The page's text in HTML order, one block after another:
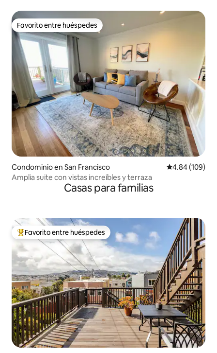
Favorito entre huéspedes
Favorito entre huéspedes
Condominio en San Francisco Calificación
4.84 (109)
Amplia suite con vistas increíbles y terraza
Casas para familias
De los mejores en Favorito entre huéspedes
Favorito entre huéspedes